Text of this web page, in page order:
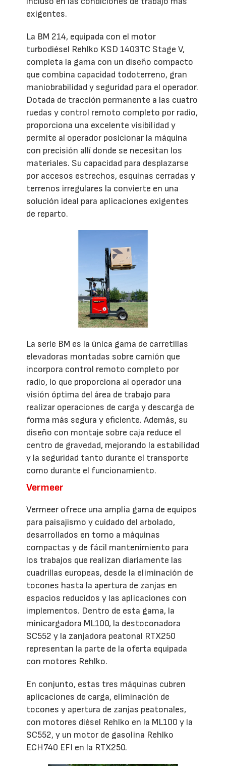
exigentes.
La BM 214, equipada con el motor
turbodiésel Rehlko KSD 1403TC Stage V,
completa la gama con un diseño compacto
que combina capacidad todoterreno, gran
maniobrabilidad y seguridad para el operador.
Dotada de tracción permanente a las cuatro
ruedas y control remoto completo por radio,
proporciona una excelente visibilidad y
permite al operador posicionar la máquina
con precisión allí donde se necesitan los
materiales. Su capacidad para desplazarse
por accesos estrechos, esquinas cerradas y
terrenos irregulares la convierte en una
solución ideal para aplicaciones exigentes
de reparto.
La serie BM es la única gama de carretillas
elevadoras montadas sobre camión que
incorpora control remoto completo por
radio, lo que proporciona al operador una
visión óptima del área de trabajo para
realizar operaciones de carga y descarga de
forma más segura y eficiente. Además, su
diseño con montaje sobre caja reduce el
centro de gravedad, mejorando la estabilidad
y la seguridad tanto durante el transporte
como durante el funcionamiento.
Vermeer
Vermeer ofrece una amplia gama de equipos
para paisajismo y cuidado del arbolado,
desarrollados en torno a máquinas
compactas y de fácil mantenimiento para
los trabajos que realizan diariamente las
cuadrillas europeas, desde la eliminación de
tocones hasta la apertura de zanjas en
espacios reducidos y las aplicaciones con
implementos. Dentro de esta gama, la
minicargadora ML100, la destoconadora
SC552 y la zanjadora peatonal RTX250
representan la parte de la oferta equipada
con motores Rehlko.
En conjunto, estas tres máquinas cubren
aplicaciones de carga, eliminación de
tocones y apertura de zanjas peatonales,
con motores diésel Rehlko en la ML100 y la
SC552, y un motor de gasolina Rehlko
ECH740 EFI en la RTX250.